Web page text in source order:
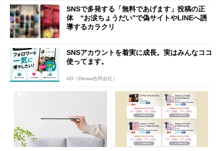
SNSで多発する「無料であげます」投稿の正
体 “お涙ちょうだい”で偽サイトやLINEへ誘
導するカラクリ
SNSアカウントを着実に成長。実はみんなココ
使ってます。
AD（Dreaw合同会社）